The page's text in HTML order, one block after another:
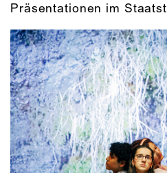
Präsentationen im